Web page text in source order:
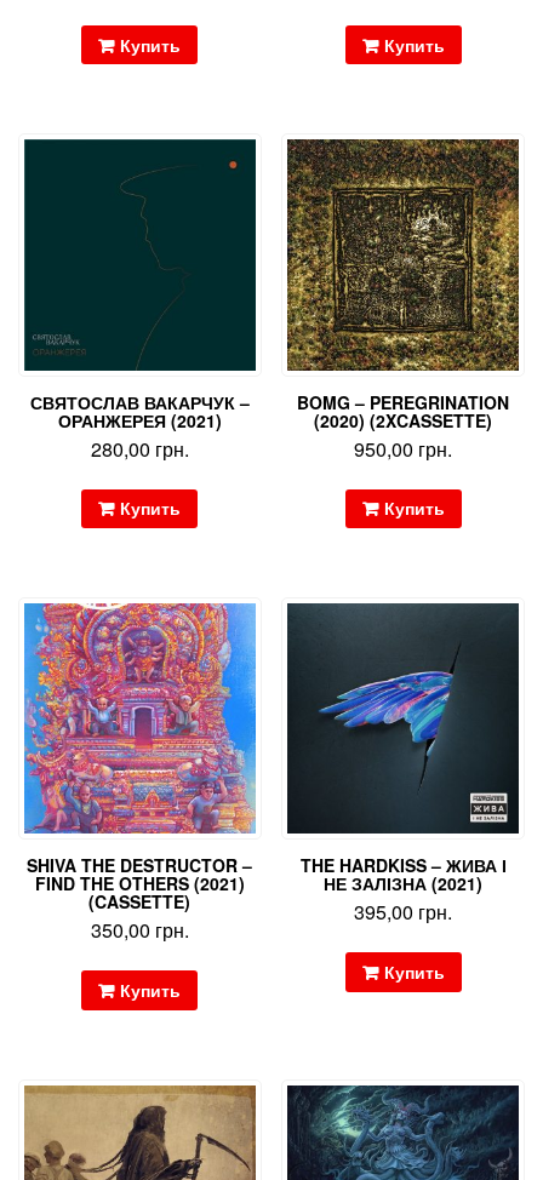
Купить Купить
СВЯТОСЛАВ ВАКАРЧУК –
ОРАНЖЕРЕЯ (2021)
280,00 грн.
Купить
BOMG – PEREGRINATION
(2020) (2XCASSETTE)
950,00 грн.
Купить
SHIVA THE DESTRUCTOR –
FIND THE OTHERS (2021)
(CASSETTE)
350,00 грн.
Купить
THE HARDKISS – ЖИВА І
НЕ ЗАЛІЗНА (2021)
395,00 грн.
Купить